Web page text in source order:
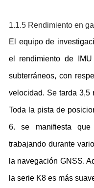
1.1.5 Rendimiento en
El equipo de
el rendimiento de
subterráneos, con
velocidad. Se tarda 3,5
Toda la pista de
6. se manifiesta
trabajando durante
la navegación GNSS.
la serie K8 es más